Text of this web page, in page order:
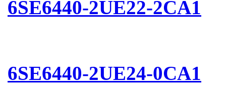
6SE6440-2UE22-2CA1
6SE6440-2UE24-0CA1